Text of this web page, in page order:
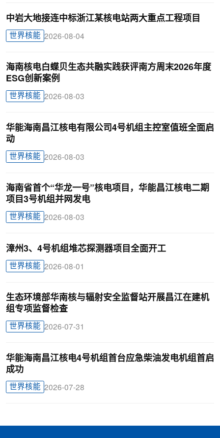
中岩大地接连中标浙江某核电站两大重点工程项目
世界核能 2026-08-04
海南核电白蝶贝生态共融实践获评南方周末2026年度
ESG创新案例
世界核能 2026-08-03
华能海南昌江核电有限公司4号机组主控室值班全面启
动
世界核能 2026-08-03
海南省首个“华龙一号”核电项目，华能昌江核电二期
项目3号机组并网发电
世界核能 2026-08-03
漳州3、4号机组堆芯探测器项目全面开工
世界核能 2026-08-01
生态环境部华南核与辐射安全监督站开展昌江在建机
组专项监督检查
世界核能 2026-07-31
华能海南昌江核电4号机组首台应急柴油发电机组首启
成功
世界核能 2026-07-28